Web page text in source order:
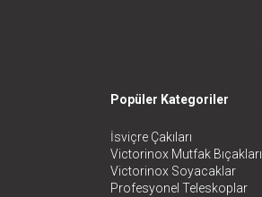
Popüler Kategoriler
İsviçre Çakıları
Victorinox Mutfak Bıçakları
Victorinox Soyacaklar
Profesyonel Teleskoplar